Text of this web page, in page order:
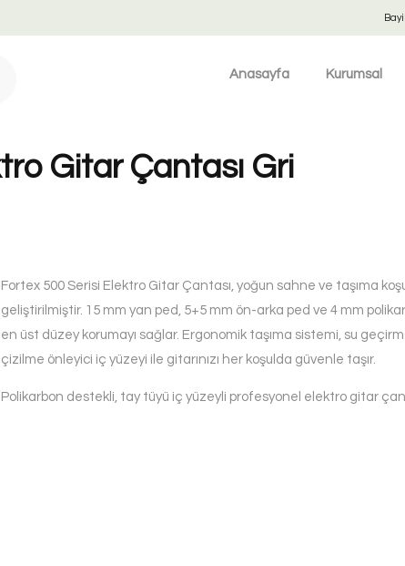
Anasayfa Kurumsal
Gitar Çantası Gri
Fortex 500 Serisi Elektro Gitar Çantası, yoğun sahne ve taşıma
geliştirilmiştir. 15 mm yan ped, 5+5 mm ön-arka ped ve 4 mm
en üst düzey korumayı sağlar. Ergonomik taşıma sistemi, su
çizilme önleyici iç yüzeyi ile gitarınızı her koşulda güvenle taşır.
Polikarbon destekli, tay tüyü iç yüzeyli profesyonel elektro gitar